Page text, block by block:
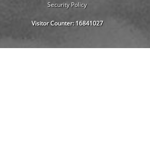
Security Policy
Visitor Counter:16841027